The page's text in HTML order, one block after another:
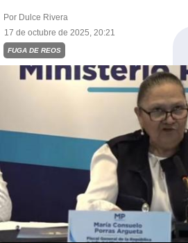
Por Dulce Rivera
17 de octubre de 2025, 20:21
FUGA DE REOS